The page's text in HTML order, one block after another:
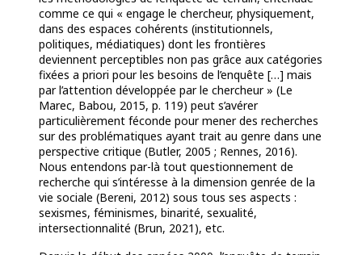
comme ce qui « engage le chercheur, physiquement,
dans des espaces cohérents (institutionnels,
politiques, médiatiques) dont les frontières
deviennent perceptibles non pas grâce aux catégories
fixées a priori pour les besoins de l’enquête […] mais
par l’attention développée par le chercheur » (Le
Marec, Babou, 2015, p. 119) peut s’avérer
particulièrement féconde pour mener des recherches
sur des problématiques ayant trait au genre dans une
perspective critique (Butler, 2005 ; Rennes, 2016).
Nous entendons par-là tout questionnement de
recherche qui s’intéresse à la dimension genrée de la
vie sociale (Bereni, 2012) sous tous ses aspects :
sexismes, féminismes, binarité, sexualité,
intersectionnalité (Brun, 2021), etc.